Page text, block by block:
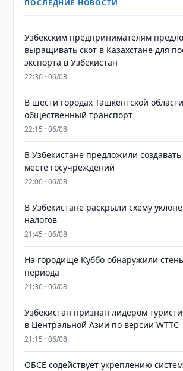
ПОСЛЕДНИЕ НОВОСТИ
Узбекским предпринимателям
выращивать скот в Казахстане для
экспорта в Узбекистан
22:30 · 06/08
В шести городах Ташкентской
общественный транспорт
22:15 · 06/08
В Узбекистане предложили
месте госучреждений
22:00 · 06/08
В Узбекистане раскрыли схему
налогов
21:45 · 06/08
На городище Куббо обнаружили
периода
21:30 · 06/08
Узбекистан признан лидером
в Центральной Азии по версии WTTC
21:15 · 06/08
ОБСЕ содействует укреплению